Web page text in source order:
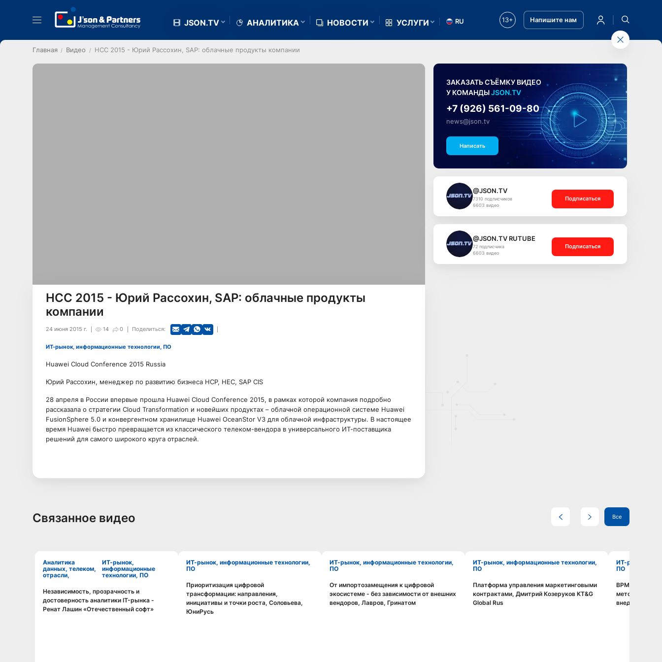
JSON.TV АНАЛИТИКА НОВОСТИ УСЛУГИ RU 13+ Напишите нам
Главная Видео HCC 2015 - Юрий Рассохин, SAP: облачные продукты компании
HCC 2015 - Юрий Рассохин, SAP: облачные продукты
компании
14 0
24 июня 2015 г. Поделиться:
ИТ-рынок, информационные технологии, ПО
Huawei Cloud Conference 2015 Russia
Юрий Рассохин, менеджер по развитию бизнеса HCP, HEC, SAP CIS
28 апреля в России впервые прошла Huawei Cloud Conference 2015, в рамках которой компания подробно
рассказала о стратегии Cloud Transformation и новейших продуктах – облачной операционной системе Huawei
FusionSphere 5.0 и конвергентном хранилище Huawei OceanStor V3 для облачной инфраструктуры. В настоящее
время Huawei быстро превращается из классического телеком-вендора в универсального ИТ-поставщика
решений для самого широкого круга отраслей.
ЗАКАЗАТЬ СЪЁМКУ ВИДЕО
У КОМАНДЫJSON.TV
+7 (926) 561-09-80
news@json.tv
Написать
@JSON.TV
7310 подписчиков
6603 видео
Подписаться
@JSON.TV RUTUBE
72 подписчика
6603 видео
Подписаться
Связанное видео Все
Аналитика
данных, телеком,
отрасли,
ИТ-рынок,
информационные
технологии, ПО
Смотреть видео
Независимость, прозрачность и
достоверность аналитики IT-рынка -
Ренат Лашин «Отечественный софт»
ИТ-рынок, информационные технологии,
ПО
Смотреть видео
Приоритизация цифровой
трансформации: направления,
инициативы и точки роста, Соловьева,
ЮниРусь
ИТ-рынок, информационные технологии,
ПО
Смотреть видео
От импортозамещения к цифровой
экосистеме - без зависимости от внешних
вендоров, Лавров, Гринатом
ИТ-рынок, информационные технологии,
ПО
Смотреть видео
Платформа управления маркетинговыми
контрактами, Дмитрий Козеруков KT&G
Global Rus
ИТ-рынок, информационные технологии,
ПО
BPMS без
методология,
внедрения,